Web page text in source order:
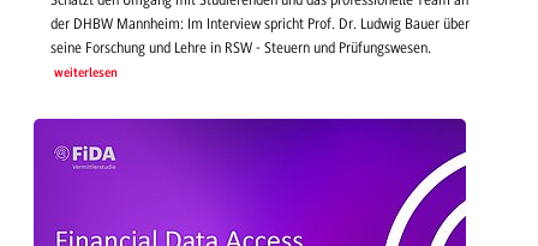
der DHBW Mannheim: Im Interview spricht Prof. Dr. Ludwig Bauer über
seine Forschung und Lehre in RSW - Steuern und Prüfungswesen.
weiterlesen